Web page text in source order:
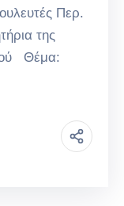
Περ.
της
Θέμα: